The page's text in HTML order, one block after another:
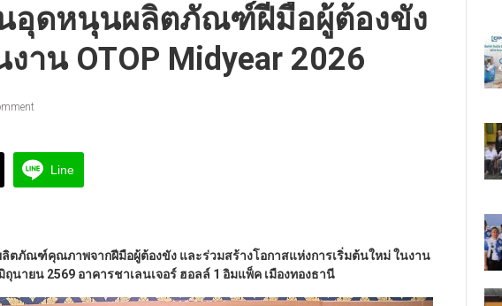
อุดหนุนผลิตภัณฑ์ฝีมือผู้ต้องขัง
าน OTOP Midyear 2026
Line
ตภัณฑ์คุณภาพจากฝีมือผู้ต้องขัง และร่วมสร้างโอกาสแห่งการเริ่มต้นใหม่ในงาน
ถุนายน 2569 อาคารชาเลนเจอร์ ฮอลล์ 1 อิมแพ็ค เมืองทองธานี